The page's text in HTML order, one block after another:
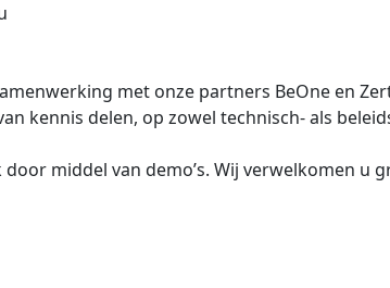
met onze partners BeOne en
kennis delen, op zowel technisch- als
middel van demo’s. Wij verwelkomen u